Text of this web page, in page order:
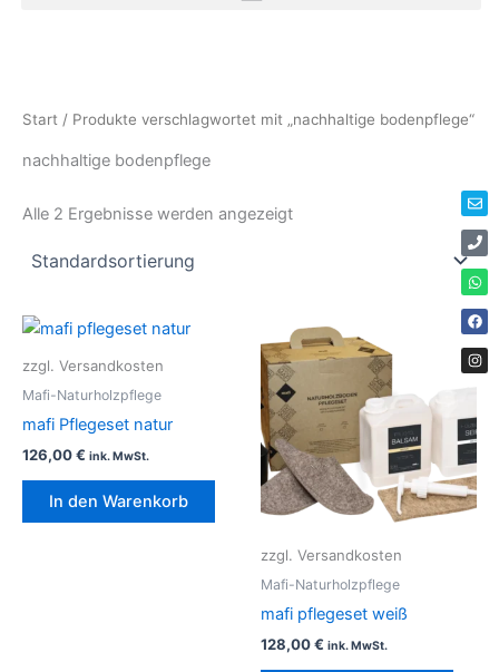
Start / Produkte verschlagwortet mit „nachhaltige bodenpflege“
nachhaltige bodenpflege
Alle 2 Ergebnisse werden angezeigt
zzgl. Versandkosten
Mafi-Naturholzpflege
mafi Pflegeset natur
126,00€ ink. MwSt.
In den Warenkorb
zzgl. Versandkosten
Mafi-Naturholzpflege
mafi pflegeset weiß
128,00€ ink. MwSt.